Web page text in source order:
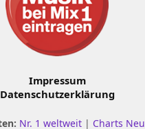
Impressum
Datenschutzerklärung
Nr. 1 weltweit | Charts